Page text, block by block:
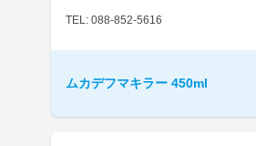
TEL: 088-852-5616
ムカデフマキラー 450ml